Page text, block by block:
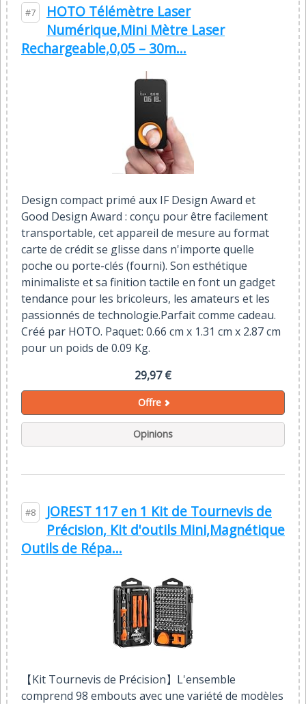
#7
HOTO Télémètre Laser
Numérique,Mini Mètre Laser
Rechargeable,0,05 – 30m...
Design compact primé aux IF Design Award et
Good Design Award : conçu pour être facilement
transportable, cet appareil de mesure au format
carte de crédit se glisse dans n'importe quelle
poche ou porte-clés (fourni). Son esthétique
minimaliste et sa finition tactile en font un gadget
tendance pour les bricoleurs, les amateurs et les
passionnés de technologie.Parfait comme cadeau.
Créé par HOTO. Paquet: 0.66 cm x 1.31 cm x 2.87 cm
pour un poids de 0.09 Kg.
29,97 €
Offre
Opinions
#8
JOREST 117 en 1 Kit de Tournevis de
Précision, Kit d'outils Mini,Magnétique
Outils de Répa...
【Kit Tournevis de Précision】L'ensemble
comprend 98 embouts avec une variété de modèles